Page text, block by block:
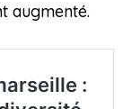
augmenté.